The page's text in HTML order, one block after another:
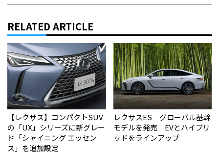
RELATED ARTICLE
【レクサス】コンパクトSUV
の「UX」シリーズに新グレー
ド「シャイニング エッセン
ス」を追加設定
レクサスES グローバル基幹
モデルを発売 EVとハイブリ
ッドをラインアップ